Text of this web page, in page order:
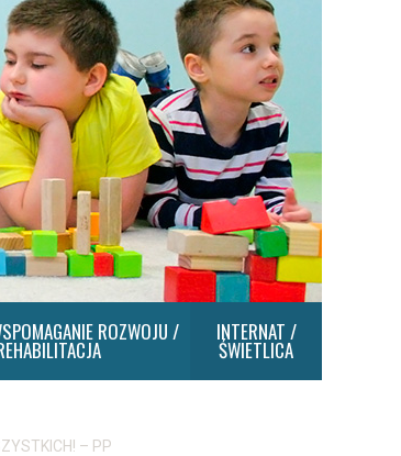
ROZWOJU / INTERNAT /
ŚWIETLICA
– PP